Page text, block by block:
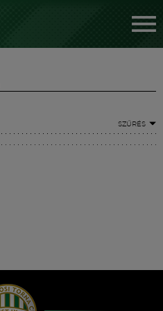
SZŰRÉS